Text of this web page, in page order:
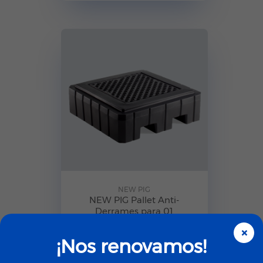
NEW PIG
NEW PIG Pallet Anti-
Derrames para 01
×
¡Nos renovamos!